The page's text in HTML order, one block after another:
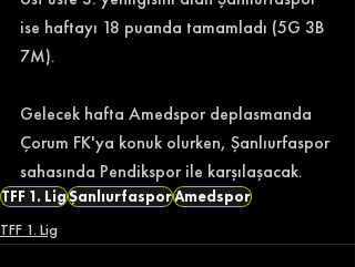
ise haftayı 18 puanda tamamladı (5G 3B
7M).
Gelecek hafta Amedspor deplasmanda
Çorum FK'ya konuk olurken, Şanlıurfaspor
sahasında Pendikspor ile karşılaşacak.
TFF 1. LigŞanlıurfasporAmedspor
TFF 1. Lig